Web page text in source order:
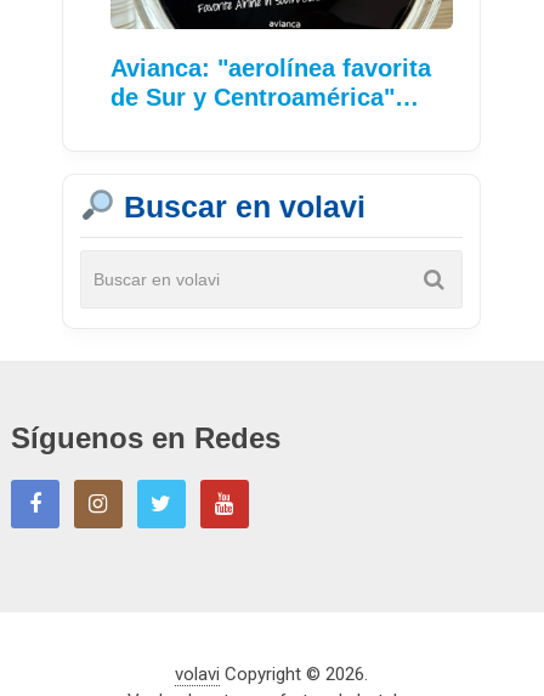
Avianca: "aerolínea favorita
de Sur y Centroamérica"…
Buscar en volavi
Síguenos en Redes
volavi Copyright © 2026.